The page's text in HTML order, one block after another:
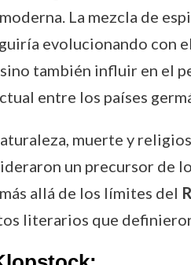
La mezcla de
evolucionando con el
también influir en el
entre los países
muerte y
un precursor de
allá de los límites del
literarios que